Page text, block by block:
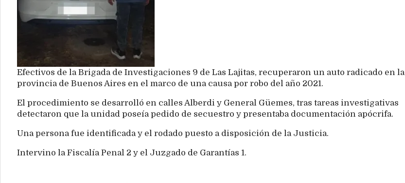
Efectivos de la Brigada de Investigaciones 9 de Las Lajitas, recuperaron un auto radicado en la
provincia de Buenos Aires en el marco de una causa por robo del año 2021.
El procedimiento se desarrolló en calles Alberdi y General Güemes, tras tareas investigativas
detectaron que la unidad poseía pedido de secuestro y presentaba documentación apócrifa.
Una persona fue identificada y el rodado puesto a disposición de la Justicia.
Intervino la Fiscalía Penal 2 y el Juzgado de Garantías 1.